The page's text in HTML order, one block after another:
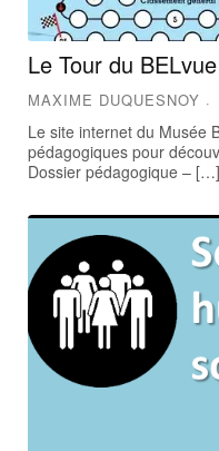
Le Tour du BELvue
MAXIME DUQUESNOY
Le site internet du Musée
pédagogiques pour
Dossier pédagogique – […]